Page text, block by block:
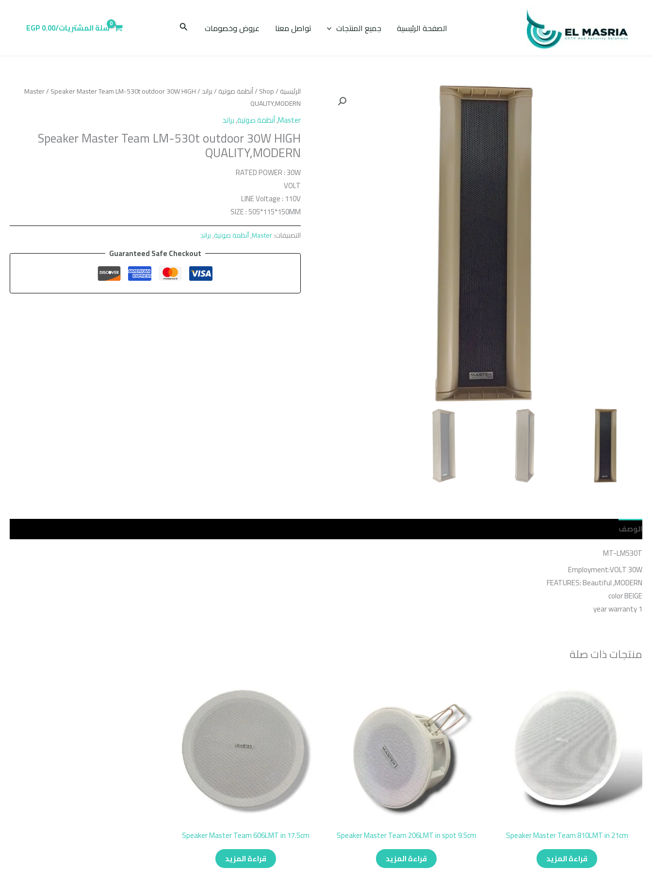
المحتوى
الصفحة الرئيسية جميع المنتجات تواصل معنا عروض وخصومات البحث سلة المشتريات/0.00
EGP
الرئيسية/
Shop
/أنظمة صوتية/براند/
Master/ Speaker Master Team LM-530t outdoor 30W HIGH
QUALITY,MODERN
Master
,أنظمة صوتية,براند
Speaker Master Team LM-530t outdoor 30W HIGH
QUALITY,MODERN
RATED POWER : 30W
VOLT
LINE Voltage : 110V
SIZE : 505*115*150MM
التصنيفات:Master
,أنظمة صوتية,براند
Guaranteed Safe Checkout
الوصف
MT-LM530T
Employment:VOLT 30W
FEATURES: Beautiful ,MODERN
color BEIGE
1 year warranty
منتجات ذات صلة
Speaker Master Team 810LMT in 21cm
قراءة المزيد
Speaker Master Team 206LMT in spot 9.5cm
قراءة المزيد
Speaker Master Team 606LMT in 17.5cm
قراءة المزيد